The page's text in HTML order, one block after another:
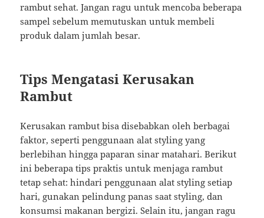
rambut sehat. Jangan ragu untuk mencoba beberapa
sampel sebelum memutuskan untuk membeli
produk dalam jumlah besar.
Tips Mengatasi Kerusakan
Rambut
Kerusakan rambut bisa disebabkan oleh berbagai
faktor, seperti penggunaan alat styling yang
berlebihan hingga paparan sinar matahari. Berikut
ini beberapa tips praktis untuk menjaga rambut
tetap sehat: hindari penggunaan alat styling setiap
hari, gunakan pelindung panas saat styling, dan
konsumsi makanan bergizi. Selain itu, jangan ragu